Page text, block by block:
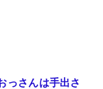
っさんは手出さ